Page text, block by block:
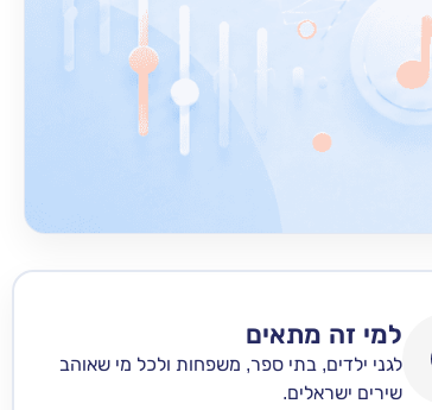
למי זה מתאים
לגני ילדים, בתי ספר, משפחות ולכל מי שאוהב
שירים ישראלים.